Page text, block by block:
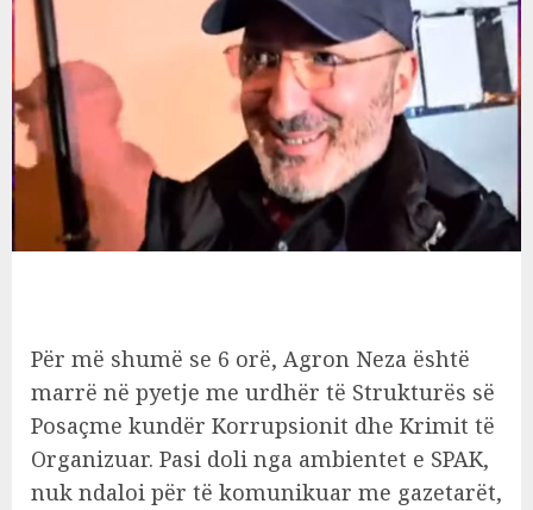
Për më shumë se 6 orë, Agron Neza është
marrë në pyetje me urdhër të Strukturës së
Posaçme kundër Korrupsionit dhe Krimit të
Organizuar. Pasi doli nga ambientet e SPAK,
nuk ndaloi për të komunikuar me gazetarët,